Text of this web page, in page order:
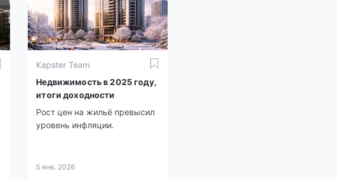
Kapster Team
Недвижимость в 2025 году,
итоги доходности
Рост цен на жильё превысил
уровень инфляции.
5 янв. 2026